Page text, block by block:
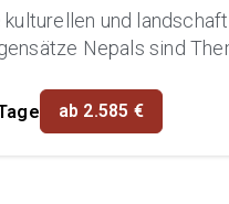
kulturellen und
Nepals sind
ab 2.585 €